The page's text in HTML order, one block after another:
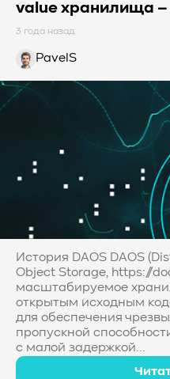
value хранилища –
3 года назад
PavelS
История DAOS DAOS
Object Storage, https://
масштабируемое
открытым исходным
для обеспечения
пропускной
с малой задержкой...